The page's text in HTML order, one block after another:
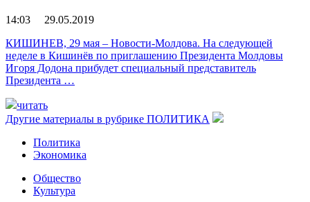
14:03 29.05.2019
КИШИНЕВ, 29 мая – Новости-Молдова. На следующей
неделе в Кишинёв по приглашению Президента Молдовы
Игоря Додона прибудет специальный представитель
Президента …
читать
Другие материалы в рубрике ПОЛИТИКА
Политика
Экономика
Общество
Культура